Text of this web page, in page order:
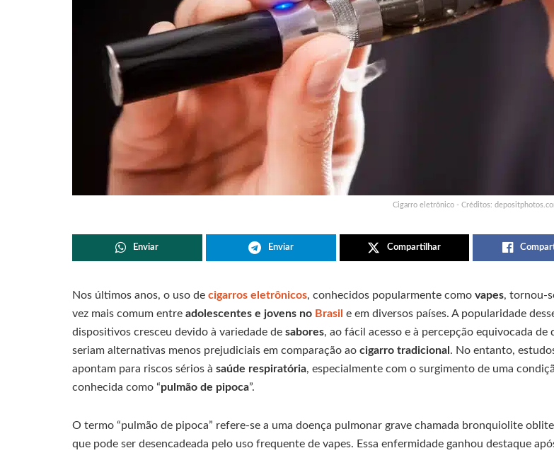
Cigarro eletrônico - Créditos:
Enviar Enviar Compartilhar
Nos últimos anos, o uso de cigarros eletrônicos, conhecidos popularmente como vapes, tornou-
vez mais comum entre adolescentes e jovens no Brasil e em diversos países. A popularidade
dispositivos cresceu devido à variedade de sabores, ao fácil acesso e à percepção equivocada de
seriam alternativas menos prejudiciais em comparação ao cigarro tradicional . No entanto,
apontam para riscos sérios à saúde respiratória, especialmente com o surgimento de uma
conhecida como “pulmão de pipoca”.
O termo “pulmão de pipoca” refere-se a uma doença pulmonar grave chamada bronquiolite
que pode ser desencadeada pelo uso frequente de vapes. Essa enfermidade ganhou destaque